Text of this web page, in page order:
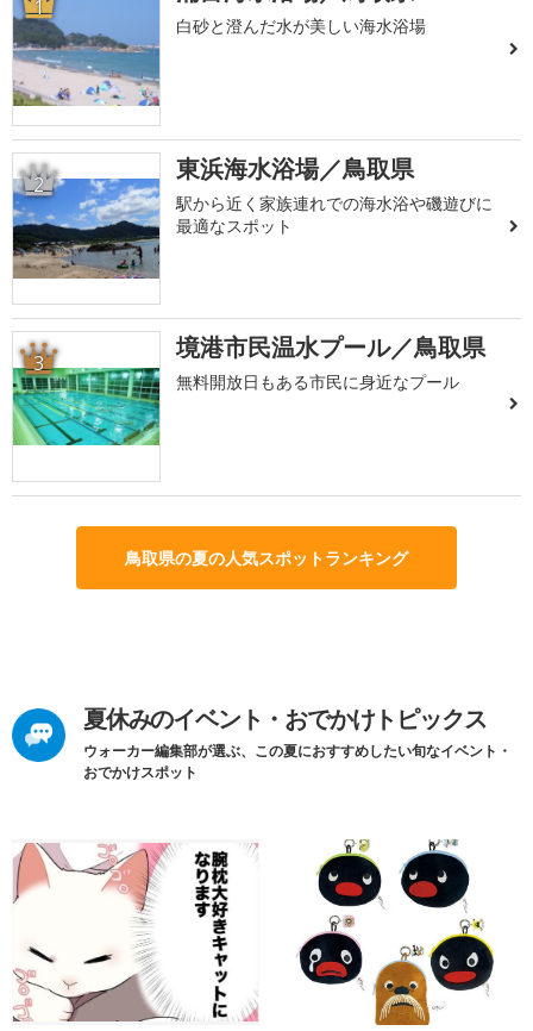
1
白砂と澄んだ水が美しい海水浴場
2 東浜海水浴場／鳥取県
駅から近く家族連れでの海水浴や磯遊びに
最適なスポット
3 境港市民温水プール／鳥取県
無料開放日もある市民に身近なプール
鳥取県の夏の人気スポットランキング
夏休みのイベント・おでかけトピックス
ウォーカー編集部が選ぶ、この夏におすすめしたい旬なイベント・
おでかけスポット